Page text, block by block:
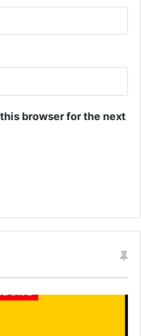
browser for the next